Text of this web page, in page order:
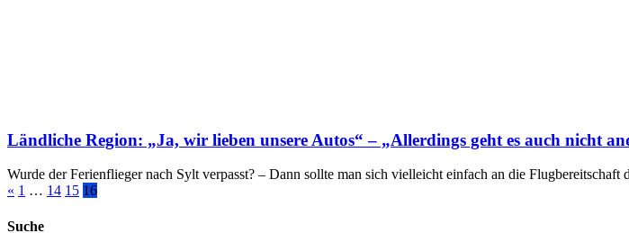
Ländliche Region: „Ja, wir lieben unsere Autos“ – „Allerdings geht es auch nicht
Wurde der Ferienflieger nach Sylt verpasst? – Dann sollte man sich vielleicht einfach an die
« 1 … 14 15 16
Suche